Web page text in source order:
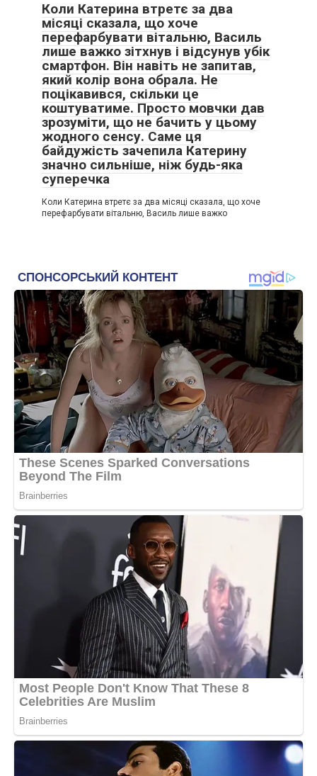
Коли Катерина втретє за два
місяці сказала, що хоче
перефарбувати вітальню, Василь
лише важко зітхнув і відсунув убік
смартфон. Він навіть не запитав,
який колір вона обрала. Не
поцікавився, скільки це
коштуватиме. Просто мовчки дав
зрозуміти, що не бачить у цьому
жодного сенсу. Саме ця
байдужість зачепила Катерину
значно сильніше, ніж будь-яка
суперечка
Коли Катерина втретє за два місяці сказала, що хоче
перефарбувати вітальню, Василь лише важко